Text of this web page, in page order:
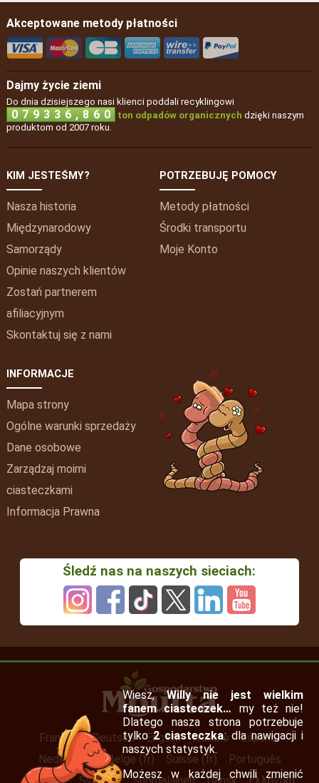
Akceptowane metody płatności
Dajmy życie ziemi
Do dnia dzisiejszego nasi klienci poddali recyklingowi
0 7 9 3 3 6 , 8 6 0 ton odpadów organicznych dzięki naszym
produktom od 2007 roku.
KIM JESTEŚMY?
Nasza historia
Międzynarodowy
Samorządy
Opinie naszych klientów
Zostań partnerem
afiliacyjnym
Skontaktuj się z nami
POTRZEBUJĘ POMOCY
Metody płatności
Środki transportu
Moje Konto
INFORMACJE
Mapa strony
Ogólne warunki sprzedaży
Dane osobowe
Zarządzaj moimi
ciasteczkami
Informacja Prawna
Śledź nas na naszych sieciach:
Français Deutsch English Italiano
Español
Nederlands
Belge (fr) Suisse (fr)
Português
Wiesz,Willy nie jest wielkim
fanem ciasteczek… my też nie!
Dlatego nasza strona potrzebuje
tylko2 ciasteczka: dla nawigacji i
naszych statystyk.
Możesz w każdej chwili zmienić